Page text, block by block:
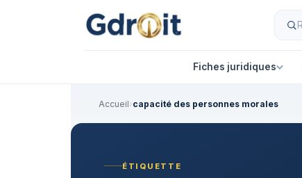
Fiches juridiques
Accueil›capacité des personnes morales
ÉTIQUETTE